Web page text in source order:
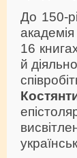
До 150-
16
й